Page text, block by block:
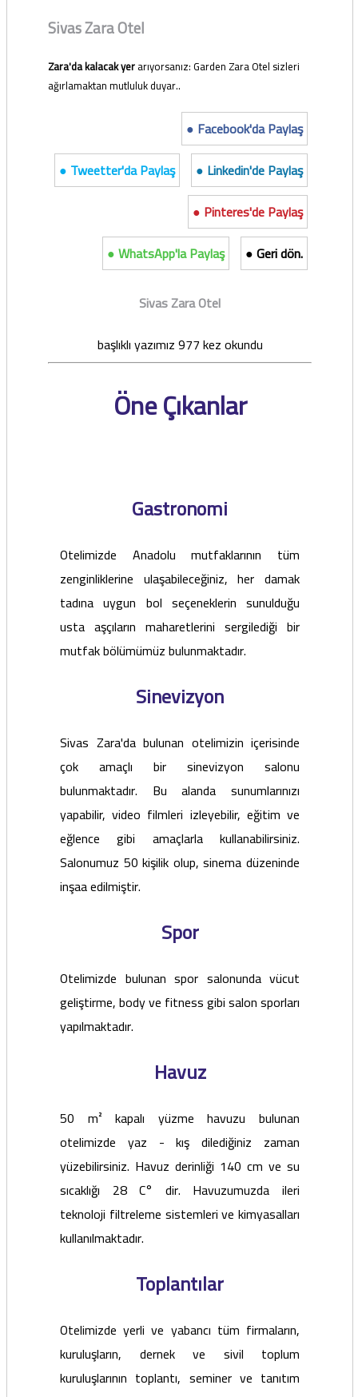
Sivas Zara Otel
Zara'da kalacak yerarıyorsanız: Garden Zara Otel sizleri
ağırlamaktan mutluluk duyar..
● Facebook'da Paylaş
● Tweetter'da Paylaş
● Linkedin'de Paylaş
● Pinteres'de Paylaş
● WhatsApp'la Paylaş
● Geri dön.
Sivas Zara Otel
başlıklı yazımız 977 kez okundu
Öne Çıkanlar
Gastronomi
Otelimizde Anadolu mutfaklarının tüm
zenginliklerine ulaşabileceğiniz, her damak
tadına uygun bol seçeneklerin sunulduğu
usta aşçıların maharetlerini sergilediği bir
mutfak bölümümüz bulunmaktadır.
Sinevizyon
Sivas Zara'da bulunan otelimizin içerisinde
çok amaçlı bir sinevizyon salonu
bulunmaktadır. Bu alanda sunumlarınızı
yapabilir, video filmleri izleyebilir, eğitim ve
eğlence gibi amaçlarla kullanabilirsiniz.
Salonumuz 50 kişilik olup, sinema düzeninde
inşaa edilmiştir.
Spor
Otelimizde bulunan spor salonunda vücut
geliştirme, body ve fitness gibi salon sporları
yapılmaktadır.
Havuz
50 m² kapalı yüzme havuzu bulunan
otelimizde yaz - kış dilediğiniz zaman
yüzebilirsiniz. Havuz derinliği 140 cm ve su
sıcaklığı 28 C° dir. Havuzumuzda ileri
teknoloji filtreleme sistemleri ve kimyasalları
kullanılmaktadır.
Toplantılar
Otelimizde yerli ve yabancı tüm firmaların,
kuruluşların, dernek ve sivil toplum
kuruluşlarının toplantı, seminer ve tanıtım